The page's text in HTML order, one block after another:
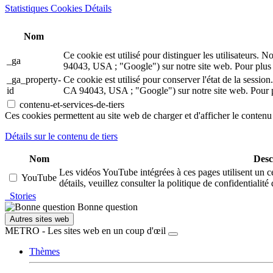
Statistiques Cookies Détails
Nom
_ga
Ce cookie est utilisé pour distinguer les utilisateurs.
94043, USA ; "Google") sur notre site web. Pour
_ga_property-
id
Ce cookie est utilisé pour conserver l'état de la
CA 94043, USA ; "Google") sur notre site web. Pour
contenu-et-services-de-tiers
Ces cookies permettent au site web de charger et d'afficher le
Détails sur le contenu de tiers
Nom
YouTube
Les vidéos YouTube intégrées à ces pages utilisent
détails, veuillez consulter la politique de confidentialité
Stories
Bonne question
Autres sites web
METRO - Les sites web en un coup d'œil
Thèmes